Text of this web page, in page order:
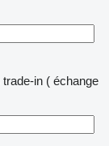
trade-in ( échange